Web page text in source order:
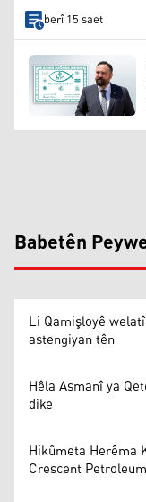
berî 15 saet
Babetên
Li Qamişloyê
astengiyan tên
Hêla Asmanî ya
dike
Hikûmeta Herêma
Crescent